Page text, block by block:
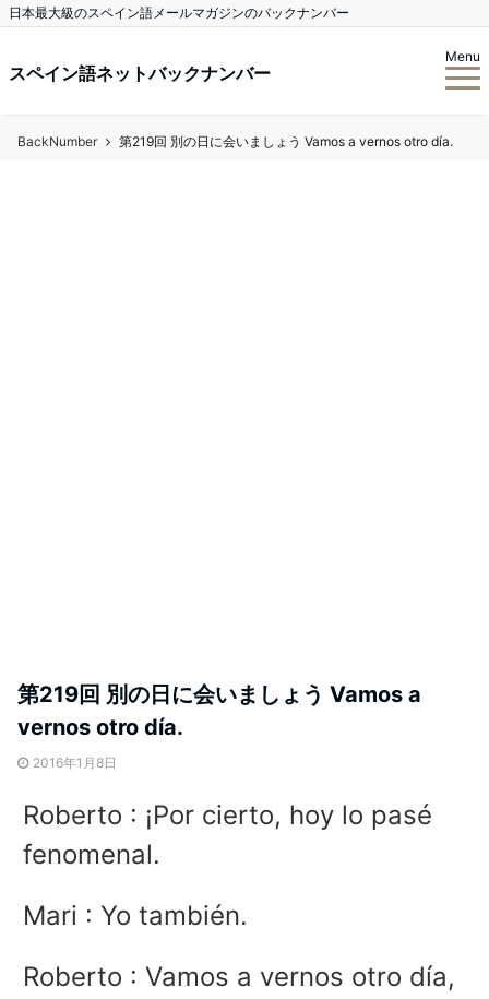
日本最大級のスペイン語メールマガジンのバックナンバー
スペイン語ネットバックナンバー
Menu
BackNumber 第219回 別の日に会いましょう Vamos a vernos otro día.
第219回 別の日に会いましょう Vamos a
vernos otro día.
2016年1月8日
Roberto : ¡Por cierto, hoy lo pasé
fenomenal.
Mari : Yo también.
Roberto : Vamos a vernos otro día,